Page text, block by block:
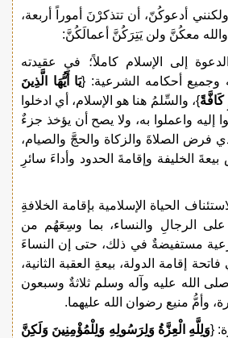
أدعوكُنّ، أن تتذكرْنَ أموراً أربعة،
معكُنَّ ولن يَتِرَكُنَّ أعمالَكُنَّ:
إلى الإسلام كاملاً؛ في عقيدته
وجميع أحكامه الشرعية: {يَا أَيُّهَا الَّذِينَ
كَافَّةً}، والسِّلمُ هنا هو الإسلام، أي ادخلوا
إليه واعملوا به، ولا يصح أن يؤخذ جزءٌ
فرض الصلاةَ والزكاة والحجَّ والصيام،
الخليفة وإقامةَ الحدود وأداءَ سائرِ
الحياة الإسلامية بإقامة الخلافةِ
الرجالِ والنساء، بما وسِعَهُم من
مستفيضةٌ في ذلك، حتى إن النساءَ
إقامة الدولة، بيعةِ العقبة الثانية،
الله عليه وآله وسلم ثلاثةٌ وسبعون
وأمُّ منيع رضوان الله عليهما.
{وَلِلَّهِ الْعِزَّةُ وَلِرَسُولِهِ وَلِلْمُؤْمِنِينَ وَلَكِنَّ